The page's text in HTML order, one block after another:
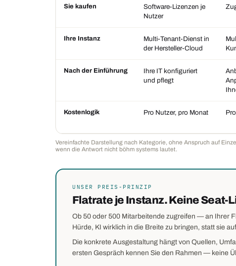
Sie kaufen
Software-Lizenzen je
Nutzer
Ihre Instanz
Multi-Tenant-Dienst in
der Hersteller-Cloud
Nach der Einführung
Ihre IT konfiguriert
und pflegt
Kostenlogik Pro Nutzer, pro Monat
Vereinfachte Darstellung nach Kategorie, ohne Anspruch auf
wenn die Antwort nicht böhm systems lautet.
UNSER PREIS-PRINZIP
Flatrate je Instanz. Keine Seat-
Ob 50 oder 500 Mitarbeitende zugreifen — an Ihrer
Hürde, KI wirklich in die Breite zu bringen, statt sie
Die konkrete Ausgestaltung hängt von Quellen,
ersten Gespräch kennen Sie den Rahmen — keine